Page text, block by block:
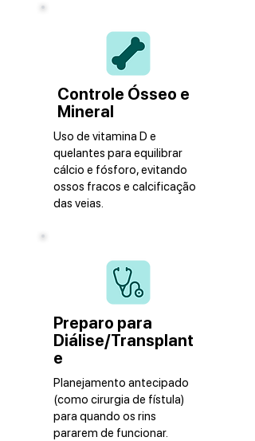
Controle Ósseo e
Mineral
Uso de vitamina D e
quelantes para equilibrar
cálcio e fósforo, evitando
ossos fracos e calcificação
das veias.
Preparo para
Diálise/Transplant
e
Planejamento antecipado
(como cirurgia de fístula)
para quando os rins
pararem de funcionar.